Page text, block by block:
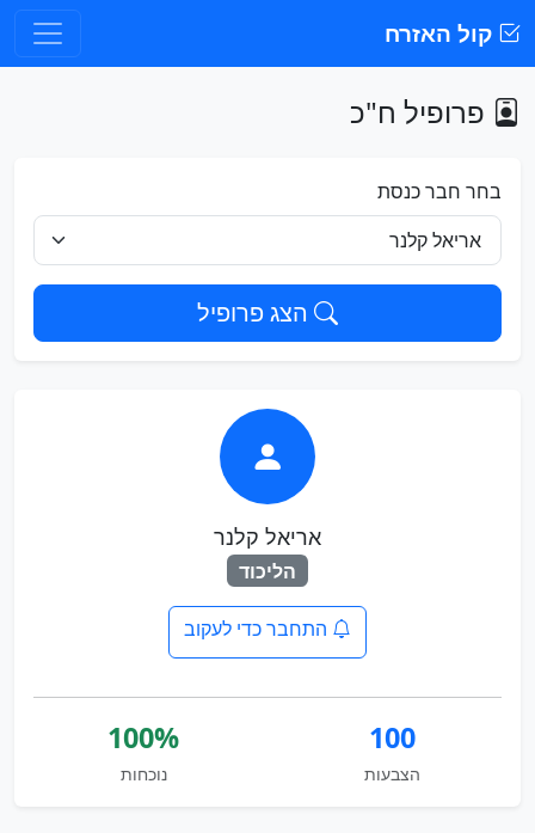
קול האזרח
פרופיל ח"כ
בחר חבר כנסת
הצג פרופיל
אריאל קלנר
הליכוד
התחבר כדי לעקוב
100
הצבעות
100%
נוכחות